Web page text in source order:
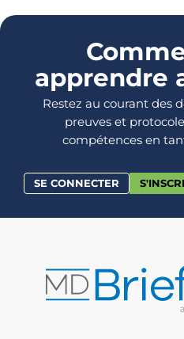
apprendre
Restez au courant des
preuves et
compétences en
SE CONNECTER